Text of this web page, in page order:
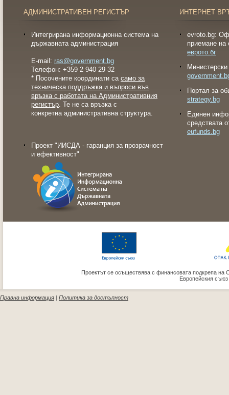
АДМИНИСТРАТИВЕН РЕГИСТЪР
Интегрирана информационна система на
държавната администрация
E-mail: ras@government.bg
Телефон: +359 2 940 29 32
* Посочените координати са само за
техническа поддръжка и въпроси във
връзка с работата на Административния
регистър. Те не са връзка с
конкретна административна структура.
Проект "ИИСДА - гаранция за прозрачност
и ефективност"
ИНТЕРНЕТ
evroto.bg:
приемане на
еврото.бг
Портал за
strategy.bg
Eдинен
средствата
eufunds.bg
Проектът се осъществява с финансовата подкрепа на
Европейския
Правна информация | Политика за достъпност